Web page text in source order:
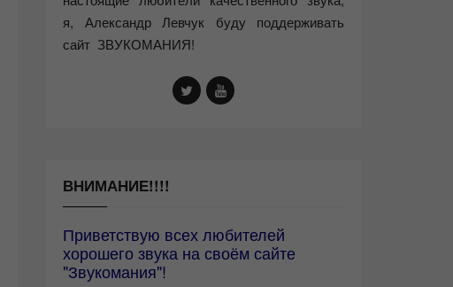
я, Александр Левчук буду поддерживать
сайт ЗВУКОМАНИЯ!
ВНИМАНИЕ!!!!
Приветствую всех любителей
хорошего звука на своём сайте
"Звукомания"!